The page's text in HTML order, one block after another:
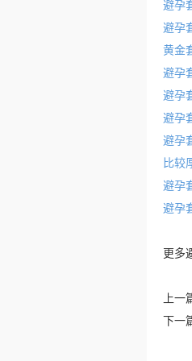
避孕
避孕
黄金
避孕
避孕
避孕
避孕
比较
避孕
避孕
更多
上一
下一